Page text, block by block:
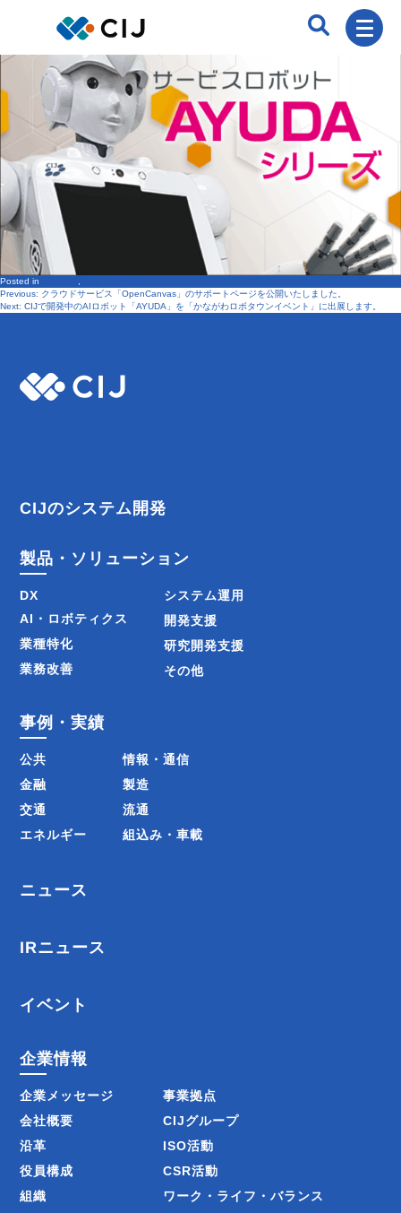
Posted in
Previous: クラウドサービス「OpenCanvas」のサポートページを公開いたしました。
Next: CIJで開発中のAIロボット「AYUDA」を「かながわロボタウンイベント」に出展します。
CIJのシステム開発
製品・ソリューション
DX
AI・ロボティクス
業種特化
業務改善
システム運用
開発支援
研究開発支援
その他
事例・実績
公共
金融
交通
エネルギー
情報・通信
製造
流通
組込み・車載
ニュース
IRニュース
イベント
企業情報
企業メッセージ
会社概要
沿革
役員構成
組織
事業拠点
CIJグループ
ISO活動
CSR活動
ワーク・ライフ・バランス